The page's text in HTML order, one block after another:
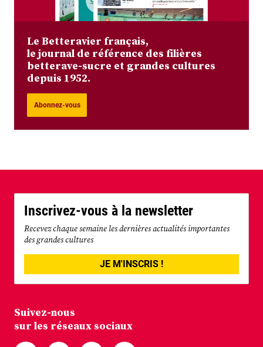
Le Betteravier français,
le journal de référence des filières
betterave-sucre et grandes cultures
depuis 1952.
Abonnez-vous
Inscrivez-vous à la newsletter
Recevez chaque semaine les dernières actualités importantes
des grandes cultures
JE M'INSCRIS !
Suivez-nous
sur les réseaux sociaux